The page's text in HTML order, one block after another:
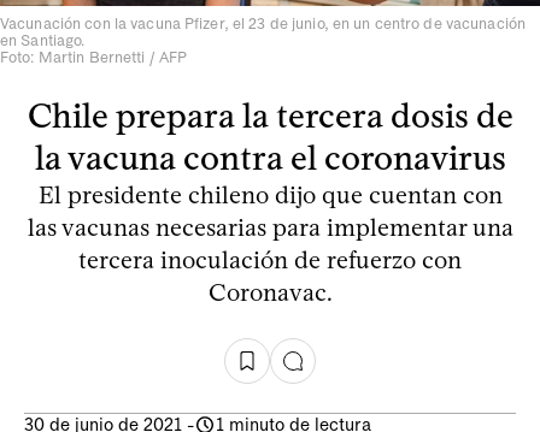
Vacunación con la vacuna Pfizer, el 23 de junio, en un centro de vacunación
en Santiago.
Foto: Martin Bernetti / AFP
Chile prepara la tercera dosis de
la vacuna contra el coronavirus
El presidente chileno dijo que cuentan con
las vacunas necesarias para implementar una
tercera inoculación de refuerzo con
Coronavac.
30 de junio de 2021 - 1 minuto de lectura